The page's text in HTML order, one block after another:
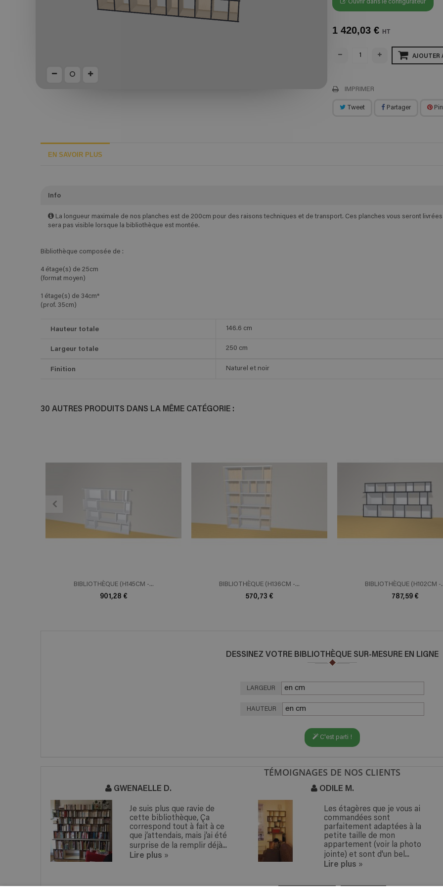
Ouvrir dans le configurateur
1 420,03 € HT
AJOUTER
IMPRIMER
Tweet Partager
EN SAVOIR PLUS
Info
La longueur maximale de nos planches est de 200cm pour des raisons techniques et de transport. Ces planches vous seront
sera pas visible lorsque la bibliothèque est montée.
Bibliothèque composée de :
4 étage(s) de 25cm
(format moyen)
1 étage(s) de 34cm*
(prof. 35cm)
Hauteur totale 146.6 cm
Largeur totale 250 cm
Finition Naturel et noir
30 AUTRES PRODUITS DANS LA MÊME CATÉGORIE :
ADD TO CART
BIBLIOTHÈQUE (H145CM -...
901,28 €
BIBLIOTHÈQUE (H136CM -...
570,73 €
BIBLIOTHÈQUE (H102CM -
787,59 €
DESSINEZ VOTRE BIBLIOTHÈQUE SUR-MESURE EN LIGNE
LARGEUR
HAUTEUR
C'est parti !
TÉMOIGNAGES DE NOS CLIENTS
GWENAELLE D.
Je suis plus que ravie de
cette bibliothèque, Ça
correspond tout à fait à ce
que j’attendais, mais j’ai été
surprise de la remplir déjà...
Lire plus »
ODILE M.
Les étagères que je vous ai
commandées sont
parfaitement adaptées à la
petite taille de mon
appartement (voir la photo
jointe) et sont d'un bel...
Lire plus »